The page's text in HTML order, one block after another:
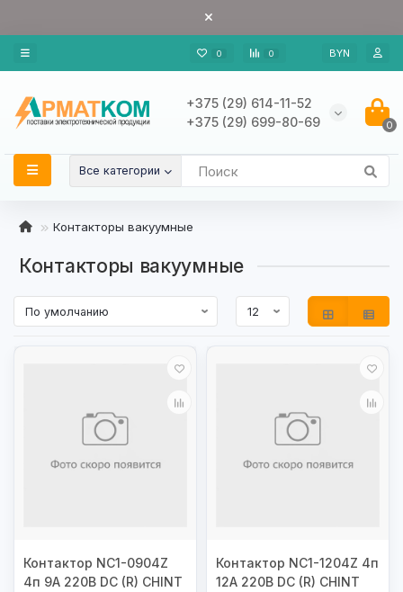
0 0 BYN
+375 (29) 614-11-52
+375 (29) 699-80-69
0
Все категории
Контакторы вакуумные
Контакторы вакуумные
Контактор NC1-0904Z
4п 9А 220В DC (R) CHINT
Контактор NC1-1204Z 4п
12А 220В DC (R) CHINT